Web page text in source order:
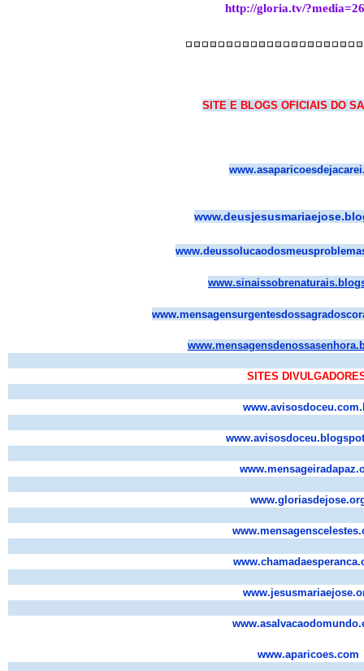
http://gloria.tv/
SITE E BLOGS OFICIAIS DO
SITES
www.aparicoes.com